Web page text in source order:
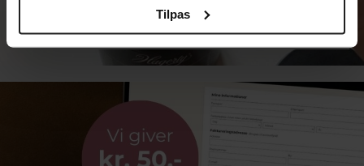
Tilpas
Smykkepleje